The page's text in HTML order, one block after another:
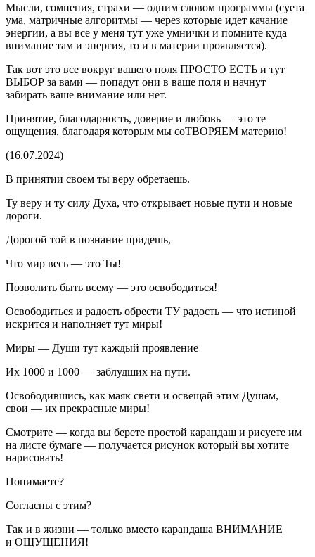
Мысли, сомнения, страхи — одним словом программы (суета
ума, матричные алгоритмы — через которые идет качание
энергии, а вы все у меня тут уже умнички и помните куда
внимание там и энергия, то и в материи проявляется).
Так вот это все вокруг вашего поля ПРОСТО ЕСТЬ и тут
ВЫБОР за вами — попадут они в ваше поля и начнут
забирать ваше внимание или нет.
Принятие, благодарность, доверие и любовь — это те
ощущения, благодаря которым мы соТВОРЯЕМ материю!
(16.07.2024)
В принятии своем ты веру обретаешь.
Ту веру и ту силу Духа, что открывает новые пути и новые
дороги.
Дорогой той в познание придешь,
Что мир весь — это Ты!
Позволить быть всему — это освободиться!
Освободиться и радость обрести ТУ радость — что истиной
искрится и наполняет тут миры!
Миры — Души тут каждый проявление
Их 1000 и 1000 — заблудших на пути.
Освободившись, как маяк свети и освещай этим Душам,
свои — их прекрасные миры!
Смотрите — когда вы берете простой карандаш и рисуете им
на листе бумаге — получается рисунок который вы хотите
нарисовать!
Понимаете?
Согласны с этим?
Так и в жизни — только вместо карандаша ВНИМАНИЕ
и ОЩУЩЕНИЯ!